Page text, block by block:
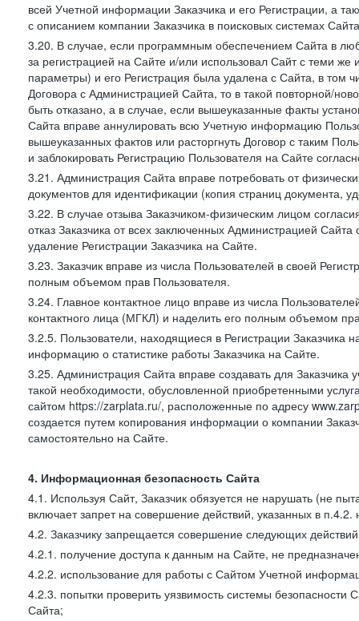
всей Учетной информации Заказчика и его Регистрации, а
с описанием компании Заказчика в поисковых системах
3.20. В случае, если программным обеспечением Сайта в
за регистрацией на Сайте и/или использовал Сайт с теми
параметры) и его Регистрация была удалена с Сайта, в том
Договора с Администрацией Сайта, то в такой повторной/
быть отказано, а в случае, если вышеуказанные факты
Сайта вправе аннулировать всю Учетную информацию
вышеуказанных фактов или расторгнуть Договор с таким
и заблокировать Регистрацию Пользователя на Сайте
3.21. Администрация Сайта вправе потребовать от
документов для идентификации (копия страниц документа,
3.22. В случае отзыва Заказчиком-физическим лицом
отказ Заказчика от всех заключенных Администрацией
удаление Регистрации Заказчика на Сайте.
3.23. Заказчик вправе из числа Пользователей в своей
полным объемом прав Пользователя.
3.24. Главное контактное лицо вправе из числа
контактного лица (МГКЛ) и наделить его полным объемом
3.2.5. Пользователи, находящиеся в Регистрации Заказчика
информацию о статистике работы Заказчика на Сайте.
3.25. Администрация Сайта вправе создавать для
такой необходимости, обусловленной приобретенными
сайтом https://zarplata.ru/, расположенные по адресу
создается путем копирования информации о компании
самостоятельно на Сайте.
4. Информационная безопасность Сайта
4.1. Используя Сайт, Заказчик обязуется не нарушать (не
включает запрет на совершение действий, указанных в
4.2. Заказчику запрещается совершение следующих
4.2.1. получение доступа к данным на Сайте, не
4.2.2. использование для работы с Сайтом Учетной
4.2.3. попытки проверить уязвимость системы
Сайта;